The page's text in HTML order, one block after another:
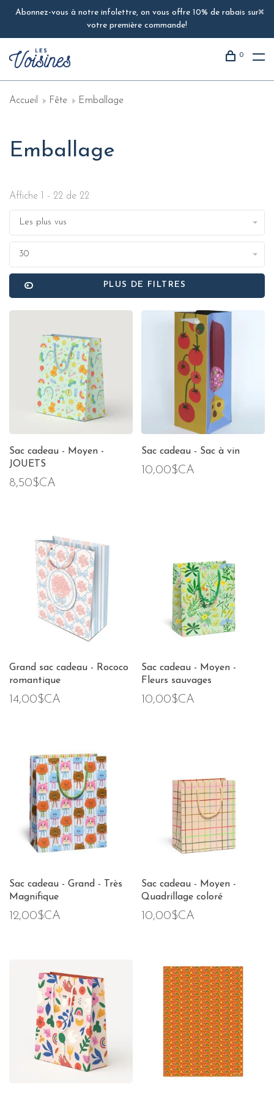
Abonnez-vous à notre infolettre, on vous offre 10% de rabais sur
votre première commande!
0
Accueil Fête Emballage
Emballage
Affiche 1 - 22 de 22
Les plus vus
30
PLUS DE FILTRES
Sac cadeau - Moyen -
JOUETS
8,50$CA
Sac cadeau - Sac à vin
10,00$CA
Grand sac cadeau - Rococo
romantique
14,00$CA
Sac cadeau - Moyen -
Fleurs sauvages
10,00$CA
Sac cadeau - Grand - Très
Magnifique
12,00$CA
Sac cadeau - Moyen -
Quadrillage coloré
10,00$CA